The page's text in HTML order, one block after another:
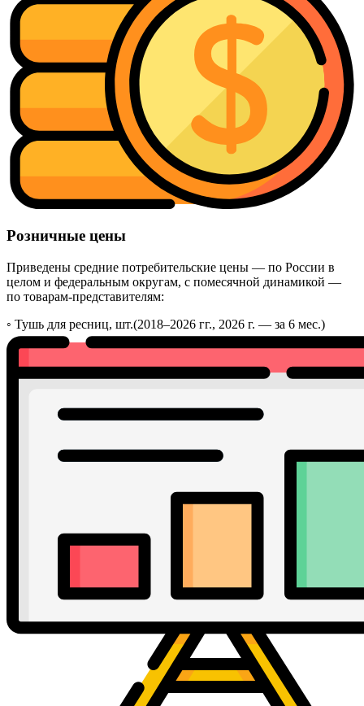
Розничные цены
Приведены средние потребительские цены — по России в
целом и федеральным округам, с помесячной динамикой —
по товарам-представителям:
◦ Тушь для ресниц, шт.(2018–2026 гг., 2026 г. — за 6 мес.)